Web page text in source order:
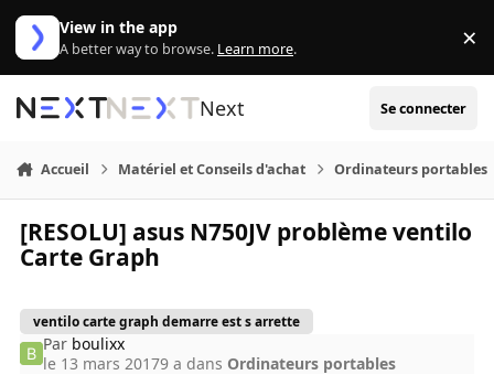
Aller au contenu
View in the app
A better way to browse. Learn more. ×
Next Se connecter
Accueil Matériel et Conseils d'achat Ordinateurs portables
[RESOLU] asus N750JV problème ventilo
Carte Graph
ventilo carte graph demarre est s arrette
Par boulixx
le 13 mars 20179 a dans Ordinateurs portables